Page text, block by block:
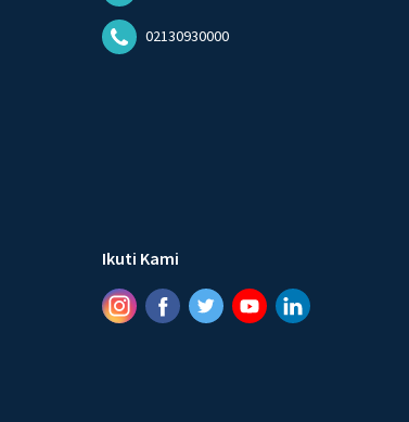
02130930000
Ikuti Kami